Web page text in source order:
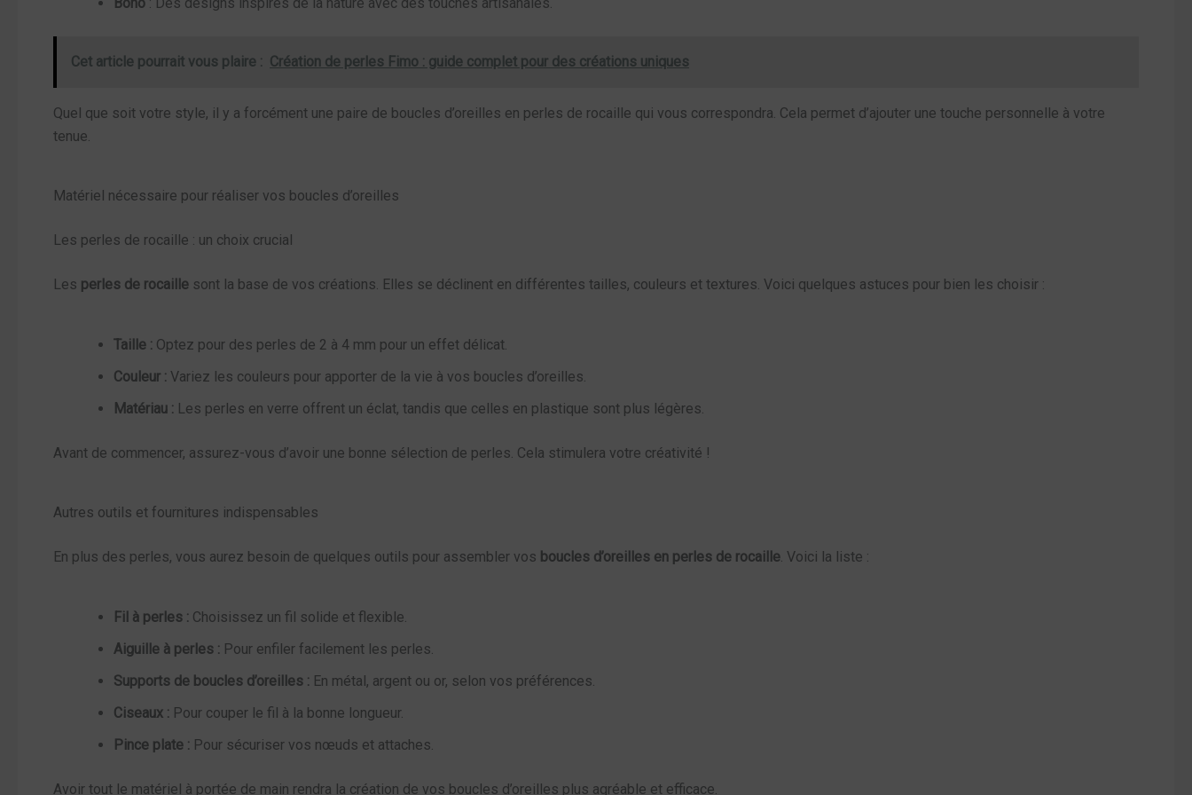
Cet article pourrait vous plaire : Création de perles Fimo : guide complet pour des créations uniques
Quel que soit votre style, il y a forcément une paire de boucles d’oreilles en perles de rocaille qui vous correspondra. Cela permet d’ajouter une touche personnelle à votre
tenue.
Matériel nécessaire pour réaliser vos boucles d’oreilles
Les perles de rocaille : un choix crucial
Les perles de rocaille sont la base de vos créations. Elles se déclinent en différentes tailles, couleurs et textures. Voici quelques astuces pour bien les choisir :
Taille : Optez pour des perles de 2 à 4 mm pour un effet délicat.
Couleur : Variez les couleurs pour apporter de la vie à vos boucles d’oreilles.
Matériau : Les perles en verre offrent un éclat, tandis que celles en plastique sont plus légères.
Avant de commencer, assurez-vous d’avoir une bonne sélection de perles. Cela stimulera votre créativité !
Autres outils et fournitures indispensables
En plus des perles, vous aurez besoin de quelques outils pour assembler vos boucles d’oreilles en perles de rocaille. Voici la liste :
Fil à perles : Choisissez un fil solide et flexible.
Aiguille à perles : Pour enfiler facilement les perles.
Supports de boucles d’oreilles : En métal, argent ou or, selon vos préférences.
Ciseaux : Pour couper le fil à la bonne longueur.
Pince plate : Pour sécuriser vos nœuds et attaches.
Avoir tout le matériel à portée de main rendra la création de vos boucles d’oreilles plus agréable et efficace.